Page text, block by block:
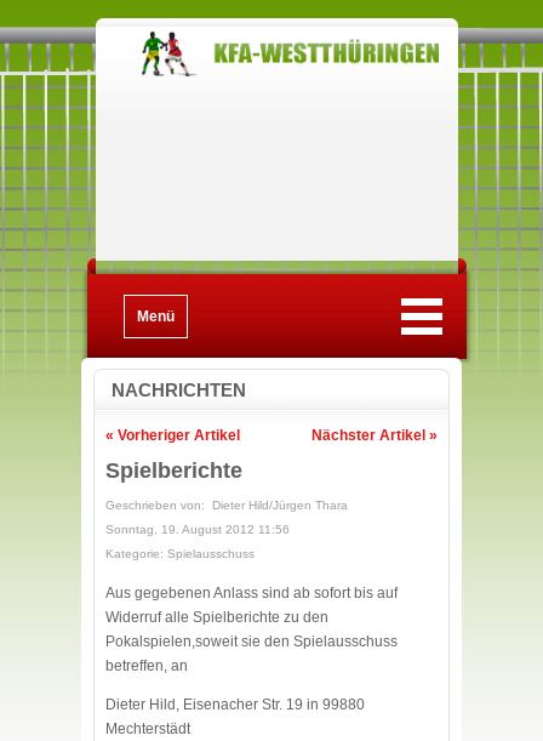
Menü
NACHRICHTEN
Nächster Artikel »
« Vorheriger Artikel
Spielberichte
Geschrieben von: Dieter Hild/Jürgen Thara
Sonntag, 19. August 2012 11:56
Kategorie: Spielausschuss
Aus gegebenen Anlass sind ab sofort bis auf
Widerruf alle Spielberichte zu den
Pokalspielen,soweit sie den Spielausschuss
betreffen, an
Dieter Hild, Eisenacher Str. 19 in 99880
Mechterstädt